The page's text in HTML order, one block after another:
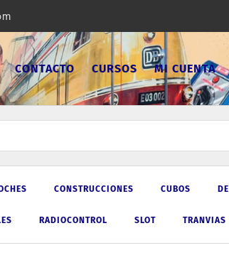
CONTACTO CURSOS MI CUENTA
CONSTRUCCIONES CUBOS
RADIOCONTROL SLOT TRANVIAS